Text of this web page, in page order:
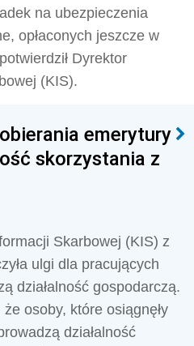
na ubezpieczenia
opłaconych jeszcze w
Dyrektor
(KIS).
emerytury
skorzystania z
Skarbowej (KIS) z
ulgi dla pracujących
działalność gospodarczą.
osoby, które osiągnęły
działalność